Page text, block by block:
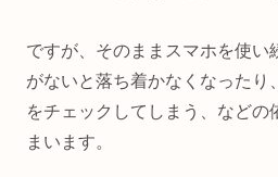
ですが、そのままスマホを使い
がないと落ち着かなくなったり
をチェックしてしまう、などの
まいます。